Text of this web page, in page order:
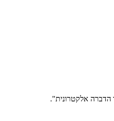
הדברה אלקטרונית".